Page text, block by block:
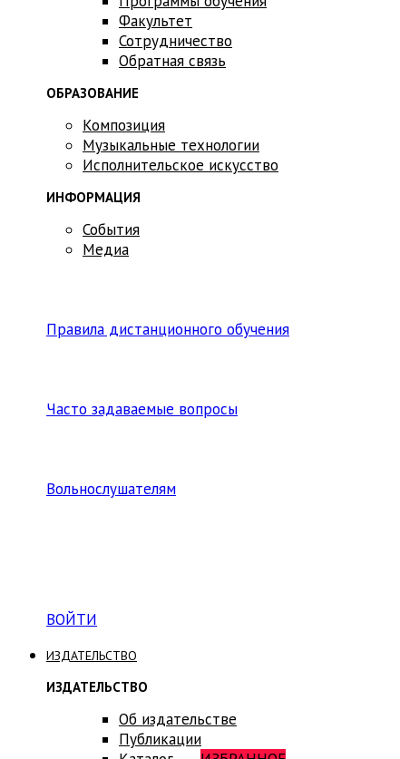
Факультет
Сотрудничество
Обратная связь
ОБРАЗОВАНИЕ
Композиция
Музыкальные технологии
Исполнительское искусство
ИНФОРМАЦИЯ
События
Медиа
Правила дистанционного обучения
Часто задаваемые вопросы
Вольнослушателям
ВОЙТИ
ИЗДАТЕЛЬСТВО
ИЗДАТЕЛЬСТВО
Об издательстве
Публикации